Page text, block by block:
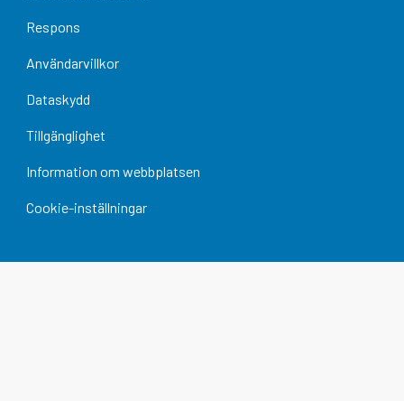
Respons
Användarvillkor
Dataskydd
Tillgänglighet
Information om webbplatsen
Cookie-inställningar